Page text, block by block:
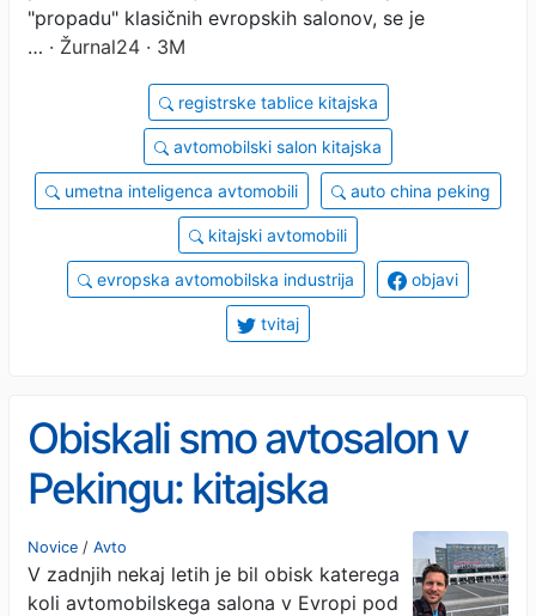
"propadu" klasičnih evropskih salonov, se je
… · Žurnal24 · 3M
registrske tablice kitajska
avtomobilski salon kitajska
umetna inteligenca avtomobili auto china peking
kitajski avtomobili
evropska avtomobilska industrija objavi
tvitaj
Obiskali smo avtosalon v
Pekingu: kitajska
samozavest na vsakem
koraku
Novice / Avto
V zadnjih nekaj letih je bil obisk katerega
koli avtomobilskega salona v Evropi pod